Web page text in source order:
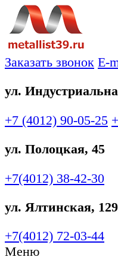
Заказать звонок E-
ул.
+7 (4012) 90-05-25
ул. Полоцкая, 45
+7(4012) 38-42-30
ул. Ялтинская, 129
+7(4012) 72-03-44
Меню